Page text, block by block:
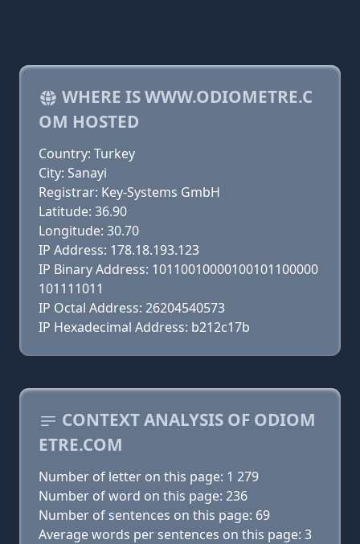
WHERE IS WWW.ODIOMETRE.C
OM HOSTED
Country: Turkey
City: Sanayi
Registrar: Key-Systems GmbH
Latitude: 36.90
Longitude: 30.70
IP Address: 178.18.193.123
IP Binary Address: 10110010000100101100000
101111011
IP Octal Address: 26204540573
IP Hexadecimal Address: b212c17b
CONTEXT ANALYSIS OF ODIOM
ETRE.COM
Number of letter on this page: 1 279
Number of word on this page: 236
Number of sentences on this page: 69
Average words per sentences on this page: 3